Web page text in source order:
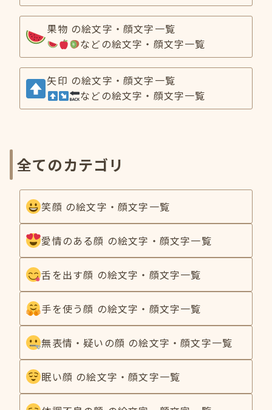
果物 の絵文字・顔文字一覧
などの絵文字・顔文字一覧
矢印 の絵文字・顔文字一覧
などの絵文字・顔文字一覧
全てのカテゴリ
笑顔 の絵文字・顔文字一覧
愛情のある顔 の絵文字・顔文字一覧
舌を出す顔 の絵文字・顔文字一覧
手を使う顔 の絵文字・顔文字一覧
無表情・疑いの顔 の絵文字・顔文字一覧
眠い顔 の絵文字・顔文字一覧